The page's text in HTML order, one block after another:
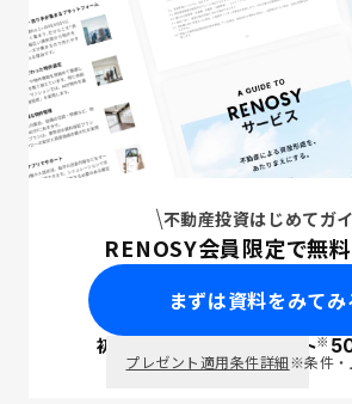
不動産投資はじめてガ
RENOSY会員限定で無料
まずは資料をみてみ
初回面談で ポイント※
プレゼント適用条件詳細※条件・